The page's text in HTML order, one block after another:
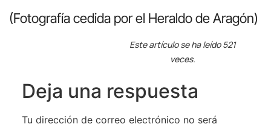
(Fotografía cedida por el Heraldo de Aragón)
Este artículo se ha leído 521
veces.
Deja una respuesta
Tu dirección de correo electrónico no será